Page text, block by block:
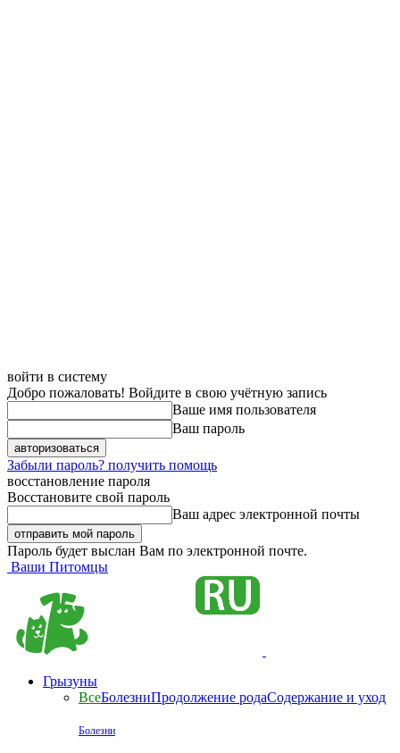
войти в систему
Добро пожаловать! Войдите в свою учётную запись
Ваше имя пользователя
Ваш пароль
Забыли пароль? получить помощь
восстановление пароля
Восстановите свой пароль
Ваш адрес электронной почты
Пароль будет выслан Вам по электронной почте.
Ваши Питомцы
Грызуны
ВсеБолезниПродолжение родаСодержание и уход
Болезни